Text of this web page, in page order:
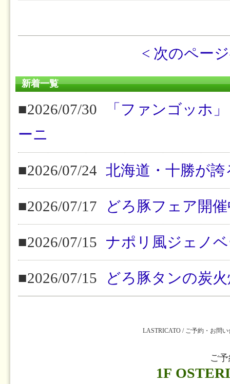
< 次のペー
新着一覧
■2026/07/30
「ファンゴッホ
ーニ
■2026/07/24 北海道・十勝が
■2026/07/17 どろ豚フェア開
■2026/07/15 ナポリ風ジェノ
■2026/07/15 どろ豚タンの炭
LASTRICATO / ご予約・お問い
ご
1F